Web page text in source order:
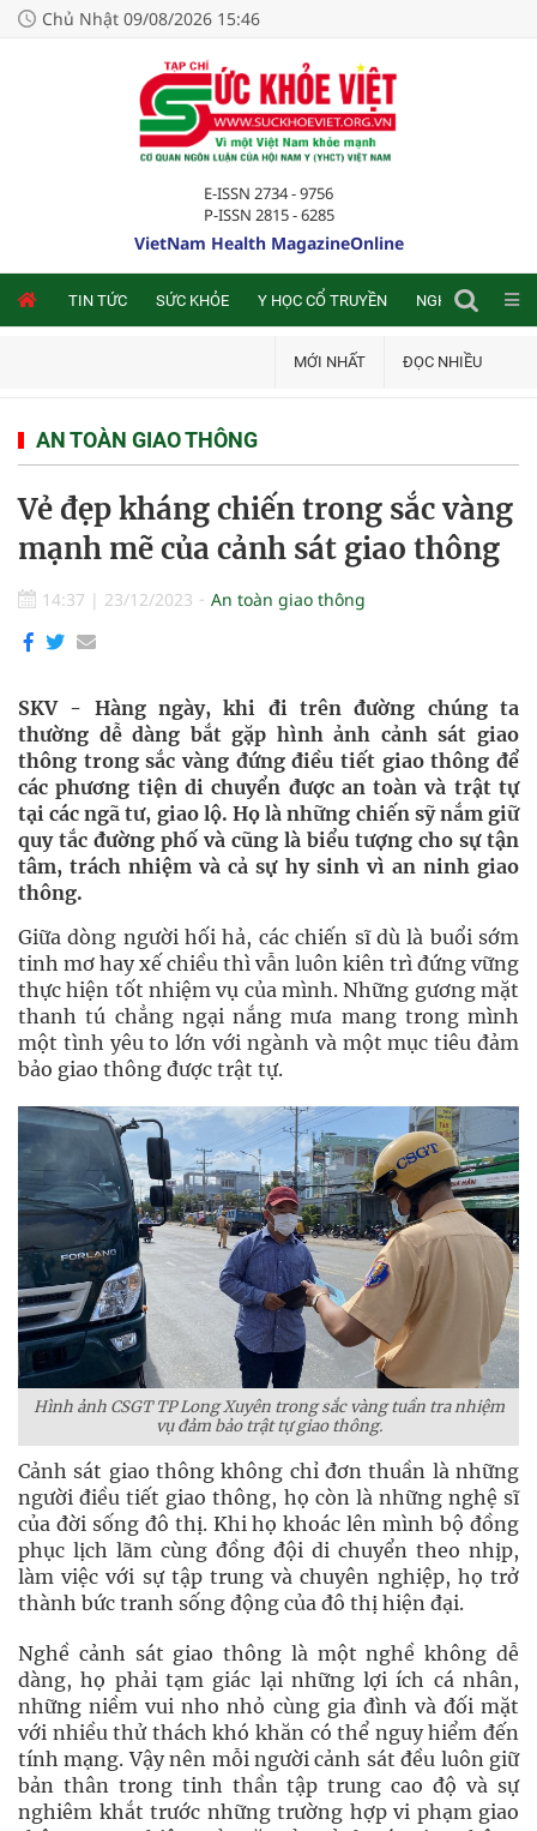
Chủ Nhật 09/08/2026 15:46
E-ISSN 2734 - 9756
P-ISSN 2815 - 6285
VietNam Health MagazineOnline
TIN TỨC SỨC KHỎE Y HỌC CỔ TRUYỀN NGHIÊN CỨU
MỚI NHẤT ĐỌC NHIỀU
AN TOÀN GIAO THÔNG
Vẻ đẹp kháng chiến trong sắc vàng
mạnh mẽ của cảnh sát giao thông
14:37 | 23/12/2023 An toàn giao thông
SKV - Hàng ngày, khi đi trên đường chúng ta
thường dễ dàng bắt gặp hình ảnh cảnh sát giao
thông trong sắc vàng đứng điều tiết giao thông để
các phương tiện di chuyển được an toàn và trật tự
tại các ngã tư, giao lộ. Họ là những chiến sỹ nắm giữ
quy tắc đường phố và cũng là biểu tượng cho sự tận
tâm, trách nhiệm và cả sự hy sinh vì an ninh giao
thông.
Giữa dòng người hối hả, các chiến sĩ dù là buổi sớm
tinh mơ hay xế chiều thì vẫn luôn kiên trì đứng vững
thực hiện tốt nhiệm vụ của mình. Những gương mặt
thanh tú chẳng ngại nắng mưa mang trong mình
một tình yêu to lớn với ngành và một mục tiêu đảm
bảo giao thông được trật tự.
Hình ảnh CSGT TP Long Xuyên trong sắc vàng tuần tra nhiệm
vụ đảm bảo trật tự giao thông.
Cảnh sát giao thông không chỉ đơn thuần là những
người điều tiết giao thông, họ còn là những nghệ sĩ
của đời sống đô thị. Khi họ khoác lên mình bộ đồng
phục lịch lãm cùng đồng đội di chuyển theo nhịp,
làm việc với sự tập trung và chuyên nghiệp, họ trở
thành bức tranh sống động của đô thị hiện đại.
Nghề cảnh sát giao thông là một nghề không dễ
dàng, họ phải tạm giác lại những lợi ích cá nhân,
những niềm vui nho nhỏ cùng gia đình và đối mặt
với nhiều thử thách khó khăn có thể nguy hiểm đến
tính mạng. Vậy nên mỗi người cảnh sát đều luôn giữ
bản thân trong tinh thần tập trung cao độ và sự
nghiêm khắt trước những trường hợp vi phạm giao